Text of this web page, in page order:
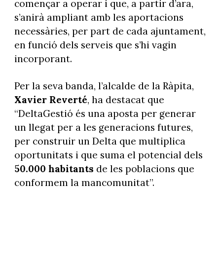
començar a operar i que, a partir d’ara,
s’anirà ampliant amb les aportacions
necessàries, per part de cada ajuntament,
en funció dels serveis que s’hi vagin
incorporant.
Per la seva banda, l’alcalde de la Ràpita,
Xavier Reverté, ha destacat que
“DeltaGestió és una aposta per generar
un llegat per a les generacions futures,
per construir un Delta que multiplica
oportunitats i que suma el potencial dels
50.000 habitants de les poblacions que
conformem la mancomunitat”.